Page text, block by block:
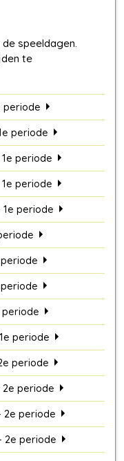
periode
periode
periode
periode
periode
periode
periode
periode
2e periode
2e periode
2e periode